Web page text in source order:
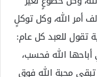
أمر الله، وكل توكلٍ
للعبد كل عام:
أباحها الله فحسب،
تبقى محبة الله فوق